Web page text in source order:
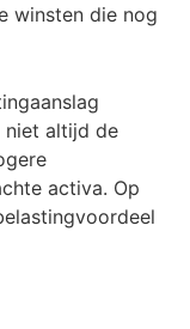
winsten die nog
niet altijd de
activa. Op